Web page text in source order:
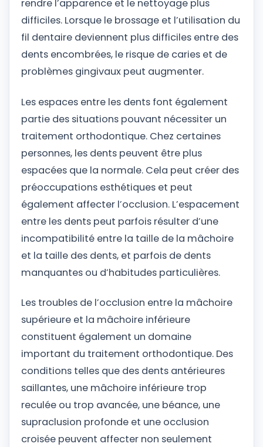
rendre l’apparence et le nettoyage plus
difficiles. Lorsque le brossage et l’utilisation du
fil dentaire deviennent plus difficiles entre des
dents encombrées, le risque de caries et de
problèmes gingivaux peut augmenter.
Les espaces entre les dents font également
partie des situations pouvant nécessiter un
traitement orthodontique. Chez certaines
personnes, les dents peuvent être plus
espacées que la normale. Cela peut créer des
préoccupations esthétiques et peut
également affecter l’occlusion. L’espacement
entre les dents peut parfois résulter d’une
incompatibilité entre la taille de la mâchoire
et la taille des dents, et parfois de dents
manquantes ou d’habitudes particulières.
Les troubles de l’occlusion entre la mâchoire
supérieure et la mâchoire inférieure
constituent également un domaine
important du traitement orthodontique. Des
conditions telles que des dents antérieures
saillantes, une mâchoire inférieure trop
reculée ou trop avancée, une béance, une
supraclusion profonde et une occlusion
croisée peuvent affecter non seulement